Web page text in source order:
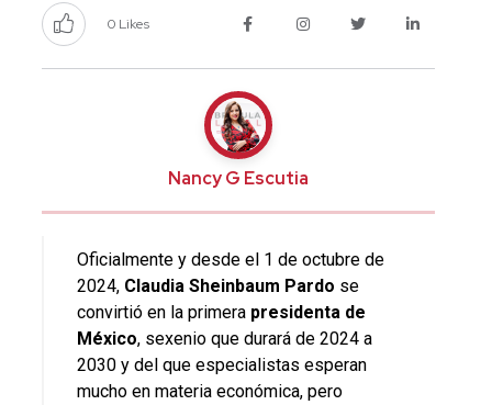
0 Likes
Nancy G Escutia
Oficialmente y desde el 1 de octubre de
2024, Claudia Sheinbaum Pardo se
convirtió en la primera presidenta de
México, sexenio que durará de 2024 a
2030 y del que especialistas esperan
mucho en materia económica, pero